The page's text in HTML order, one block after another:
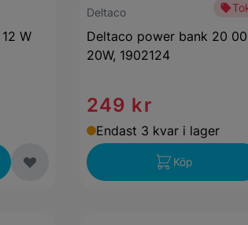
W
Deltaco
Deltaco power bank 20
20W, 1902124
249 kr
Endast 3 kvar i lager
Köp